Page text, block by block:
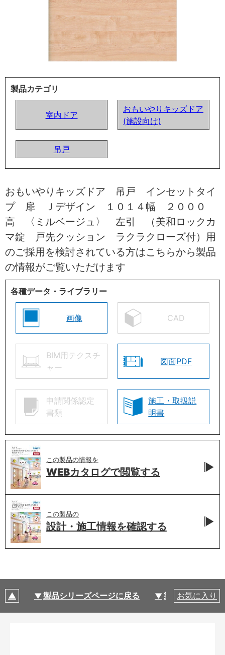
製品カテゴリ
室内ドア
おもいやりキッズドア
(施設向け)
吊戸
おもいやりキッズドア 吊戸 インセットタイ
プ 扉 Ｊデザイン １０１４幅 ２０００
高 〈ミルベージュ〉 左引 （美和ロックカ
マ錠 戸先クッション ラクラクローズ付）用
のご採用を検討されている方はこちらから製品
の情報がご覧いただけます
各種データ・ライブラリー
画像 CAD
BIM用テクスチ
ャー
図面PDF
申請関係認定
書類
施工・取扱説
明書
この製品の情報を
WEBカタログで閲覧する
この製品の
設計・施工情報を確認する
製品シリーズページに戻る 製品仕様
お気に入り